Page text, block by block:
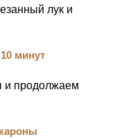
лук и
и продолжаем